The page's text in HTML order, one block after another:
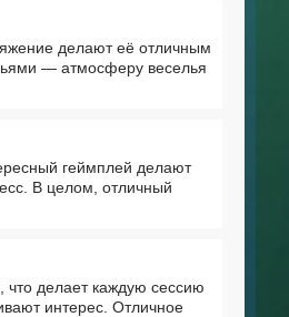
делают её отличным
— атмосферу веселья
геймплей делают
В целом, отличный
делает каждую сессию
интерес. Отличное